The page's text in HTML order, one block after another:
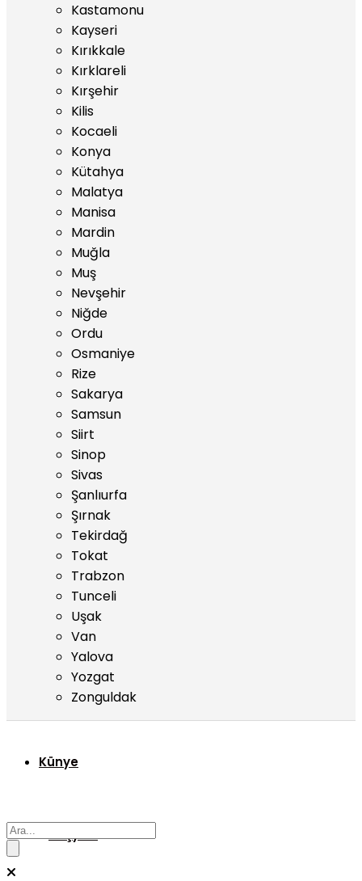
Kastamonu
Kayseri
Kırıkkale
Kırklareli
Kırşehir
Kilis
Kocaeli
Konya
Kütahya
Malatya
Manisa
Mardin
Muğla
Muş
Nevşehir
Niğde
Ordu
Osmaniye
Rize
Sakarya
Samsun
Siirt
Sinop
Sivas
Şanlıurfa
Şırnak
Tekirdağ
Tokat
Trabzon
Tunceli
Uşak
Van
Yalova
Yozgat
Zonguldak
Künye
Başyazı